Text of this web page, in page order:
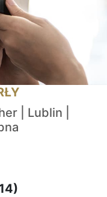
| Lublin |